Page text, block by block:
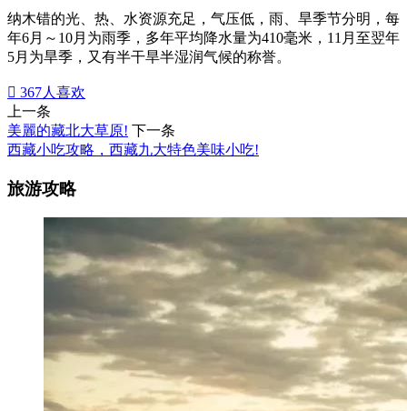
纳木错的光、热、水资源充足，气压低，雨、旱季节分明，每
年6月～10月为雨季，多年平均降水量为410毫米，11月至翌年
5月为旱季，又有半干旱半湿润气候的称誉。
 367人喜欢
上一条
美麗的藏北大草原! 下一条
西藏小吃攻略，西藏九大特色美味小吃!
旅游攻略